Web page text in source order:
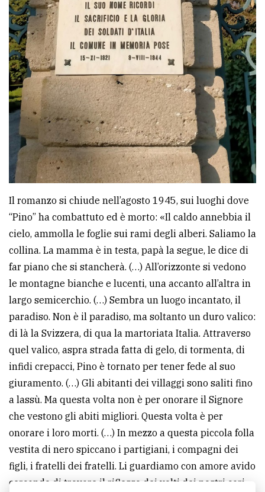
Il romanzo si chiude nell’agosto 1945, sui luoghi dove
“Pino” ha combattuto ed è morto: «Il caldo annebbia il
cielo, ammolla le foglie sui rami degli alberi. Saliamo la
collina. La mamma è in testa, papà la segue, le dice di
far piano che si stancherà. (…) All’orizzonte si vedono
le montagne bianche e lucenti, una accanto all’altra in
largo semicerchio. (…) Sembra un luogo incantato, il
paradiso. Non è il paradiso, ma soltanto un duro valico:
di là la Svizzera, di qua la martoriata Italia. Attraverso
quel valico, aspra strada fatta di gelo, di tormenta, di
infidi crepacci, Pino è tornato per tener fede al suo
giuramento. (…) Gli abitanti dei villaggi sono saliti fino
a lassù. Ma questa volta non è per onorare il Signore
che vestono gli abiti migliori. Questa volta è per
onorare i loro morti. (…) In mezzo a questa piccola folla
vestita di nero spiccano i partigiani, i compagni dei
figli, i fratelli dei fratelli. Li guardiamo con amore avido
cercando di trovare il riflesso dei volti dei nostri cari.